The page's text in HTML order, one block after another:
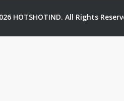
HOTSHOTIND. All Rights